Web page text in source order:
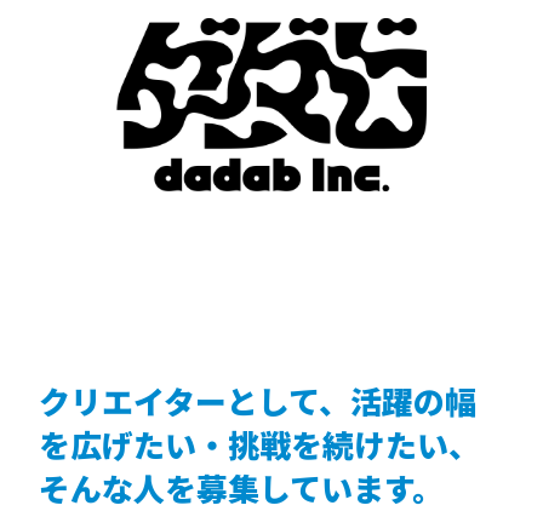
クリエイターとして、活躍の幅
を広げたい・挑戦を続けたい、
そんな人を募集しています。